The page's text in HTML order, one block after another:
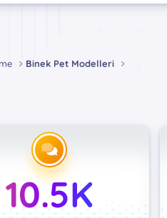
Binek Pet Modelleri
10.5K